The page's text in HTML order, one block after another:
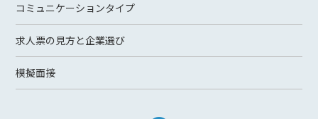
コミュニケーションタイプ
求人票の見方と企業選び
模擬面接